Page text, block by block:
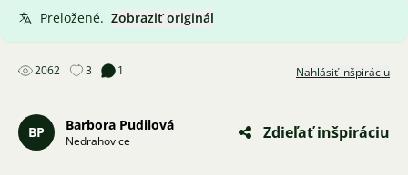
Preložené. Zobraziť originál
2062 3 1 Nahlásiť inšpiráciu
BP Barbora Pudilová
Nedrahovice Zdieľať inšpiráciu